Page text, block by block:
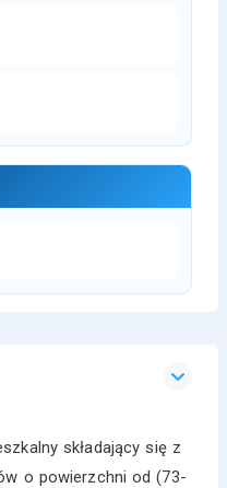
składający się z
o powierzchni od (73-